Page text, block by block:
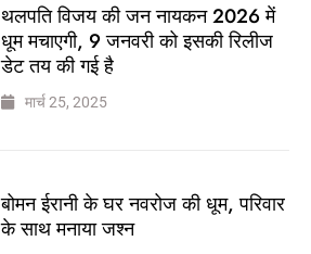
थलपति विजय की जन नायकन 2026 में
धूम मचाएगी, 9 जनवरी को इसकी रिलीज
डेट तय की गई है
मार्च 25, 2025
बोमन ईरानी के घर नवरोज की धूम, परिवार
के साथ मनाया जश्न